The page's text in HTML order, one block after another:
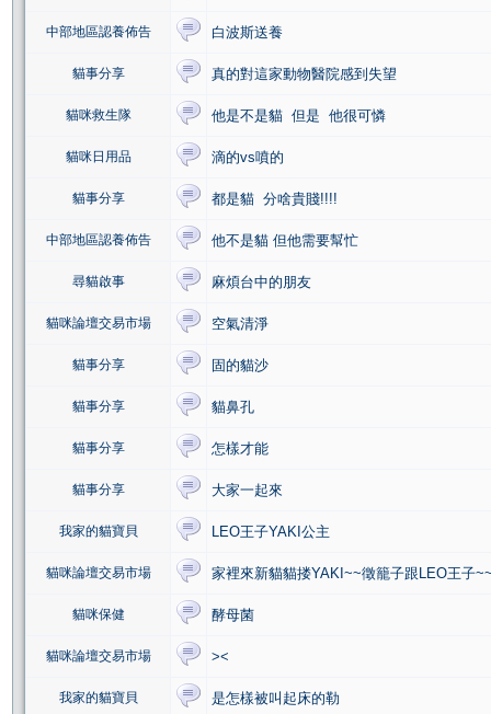
中部地區認養佈告 白波斯送養
貓事分享 真的對這家動物醫院感到失望
貓咪救生隊 他是不是貓 但是 他很可憐
貓咪日用品 滴的vs噴的
貓事分享 都是貓 分啥貴賤!!!!
中部地區認養佈告 他不是貓 但他需要幫忙
尋貓啟事 麻煩台中的朋友
貓咪論壇交易市場 空氣清淨
貓事分享 固的貓沙
貓事分享 貓鼻孔
貓事分享 怎樣才能
貓事分享 大家一起來
我家的貓寶貝 LEO王子YAKI公主
貓咪論壇交易市場 家裡來新貓貓搂YAKI~~徵籠子跟LEO王子
貓咪保健 酵母菌
貓咪論壇交易市場 ><
我家的貓寶貝 是怎樣被叫起床的勒